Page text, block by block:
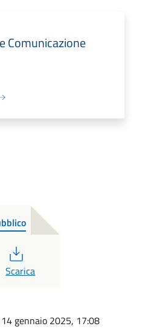
Comunicazione
PDF
Scarica
14 gennaio 2025, 17:08